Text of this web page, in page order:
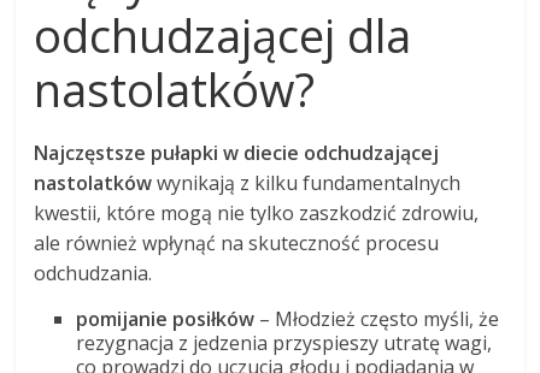
odchudzającej dla
nastolatków?
Najczęstsze pułapki w diecie odchudzającej
nastolatkówwynikają z kilku fundamentalnych
kwestii, które mogą nie tylko zaszkodzić zdrowiu,
ale również wpłynąć na skuteczność procesu
odchudzania.
pomijanie posiłków – Młodzież często myśli, że
rezygnacja z jedzenia przyspieszy utratę wagi,
co prowadzi do uczucia głodu i podjadania w